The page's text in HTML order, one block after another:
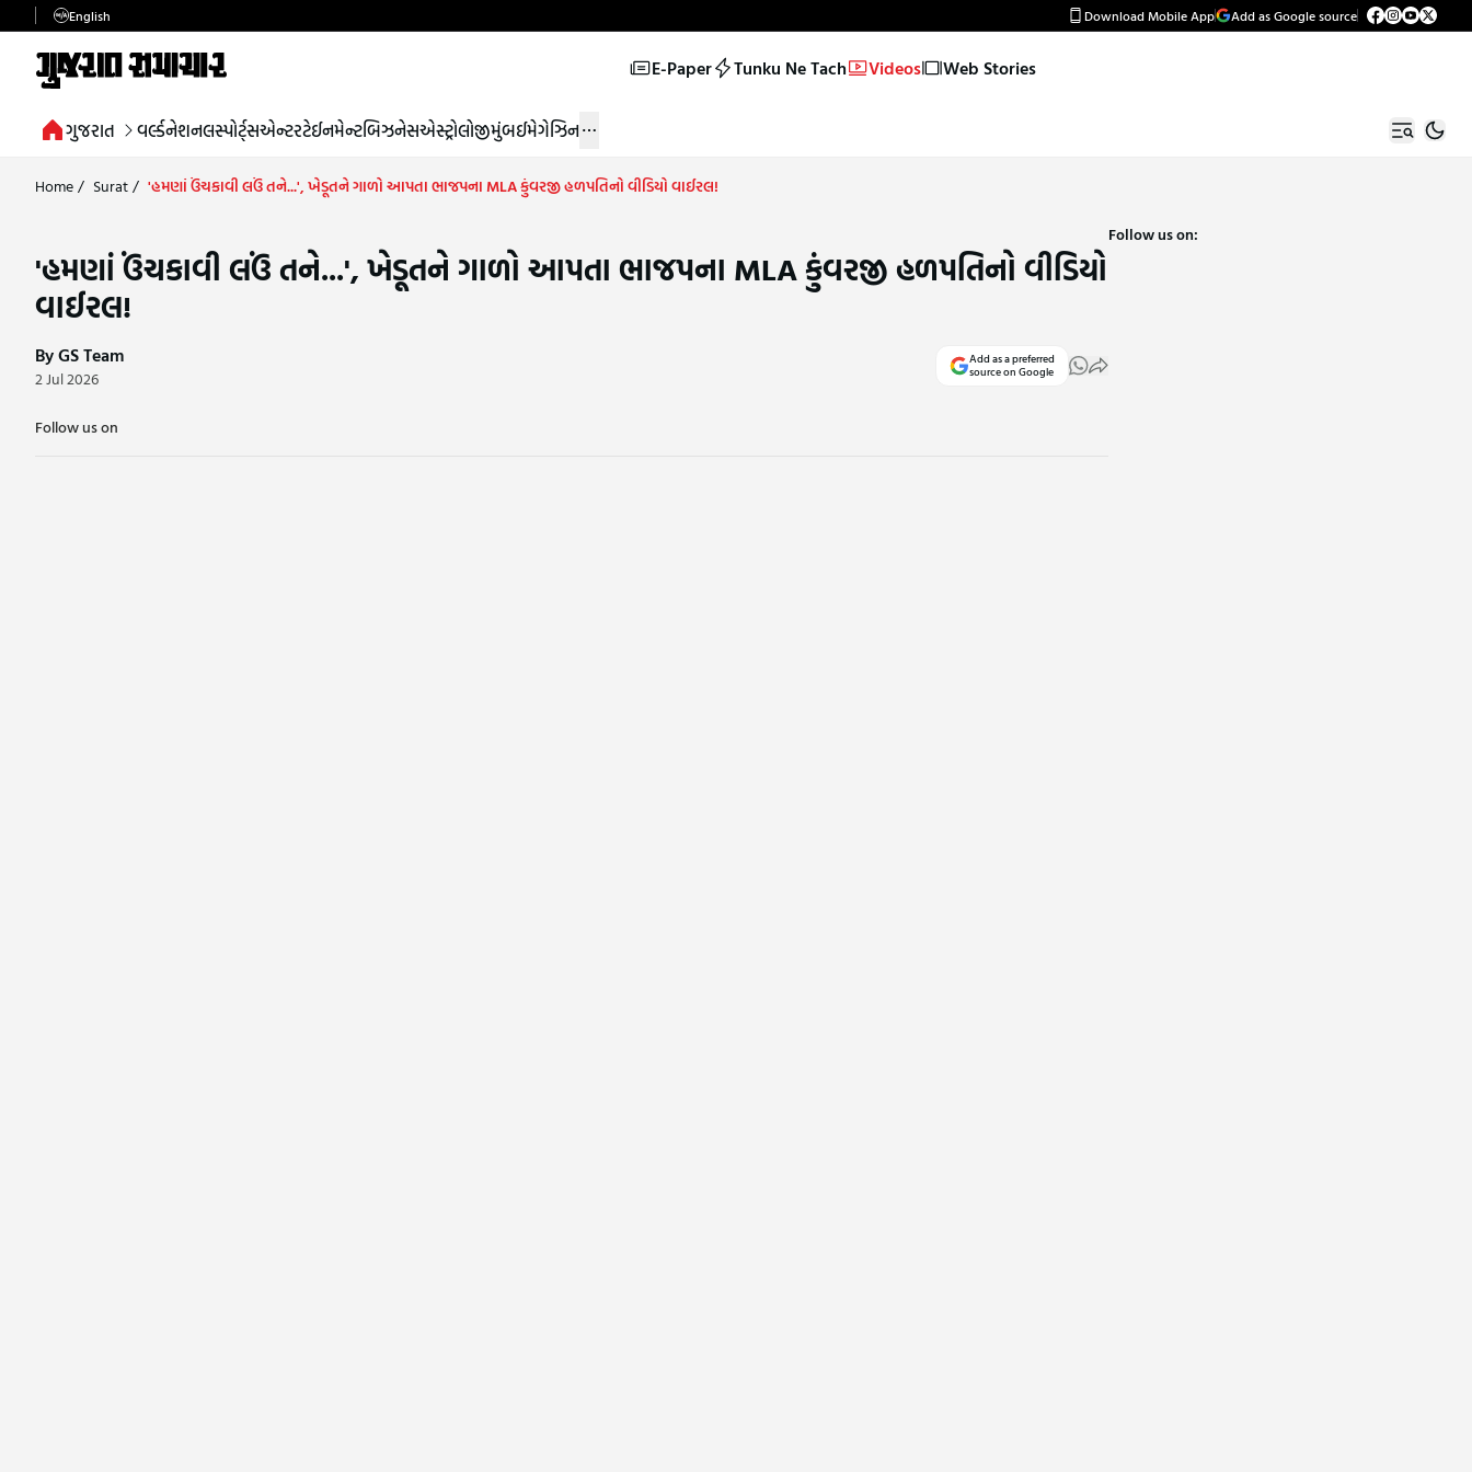
English Download Mobile App Add as Google source
E-Paper Tunku Ne Tach Videos Web Stories
ગુજરાત વર્લ્ડનેશનલસ્પોર્ટ્સએન્ટરટેઈનમેન્ટબિઝનેસએસ્ટ્રોલોજીમુંબઈમેગેઝિન
Home/ Surat/ 'હમણાં ઉંચકાવી લઉં તને...', ખેડૂતને ગાળો આપતા ભાજપના MLA કુંવરજી હળપતિનો વીડિયો વાઈરલ!
'હમણાં ઉંચકાવી લઉં તને...', ખેડૂતને ગાળો આપતા ભાજપના MLA કુંવરજી હળપતિનો વીડિયો
વાઈરલ!
By GS Team
2 Jul 2026
Add as a preferred
source on Google
Follow us on
Follow us on: